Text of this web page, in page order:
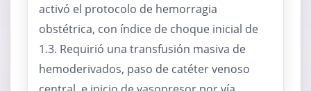
activó el protocolo de hemorragia
obstétrica, con índice de choque inicial de
1.3. Requirió una transfusión masiva de
hemoderivados, paso de catéter venoso